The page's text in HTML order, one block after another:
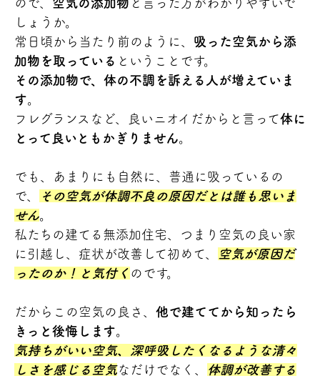
ので、 空気の添加物 と言った方がわかりやすいで
しょうか。
常日頃から当たり前のように、 吸った空気から添
加物を取っている ということです。
その添加物で、体の不調を訴える人が増えていま
す。
フレグランスなど、良いニオイだからと言って体に
とって良いともかぎりません。
でも、あまりにも自然に、普通に吸っているの
で、
その空気が体調不良の原因だとは誰も思いま
せん。
私たちの建てる無添加住宅、つまり空気の良い家
に引越し、症状が改善して初めて、
空気が原因だ
ったのか！と気付く のです。
だからこの空気の良さ、 他で建ててから知ったら
きっと後悔します。
気持ちがいい空気、深呼吸したくなるような清々
しさを感じる空気なだけでなく、
体調が改善する